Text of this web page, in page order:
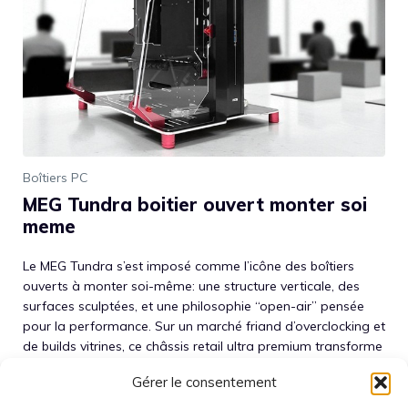
Gérer le consentement
Boîtiers PC
MEG Tundra boitier ouvert monter soi
meme
Le MEG Tundra s’est imposé comme l’icône des boîtiers
ouverts à monter soi-même: une structure verticale, des
surfaces sculptées, et une philosophie “open-air” pensée
pour la performance. Sur un marché friand d’overclocking et
de builds vitrines, ce châssis retail ultra premium transforme
l’esthétique, l’enjeu est technique: circulation d’air,